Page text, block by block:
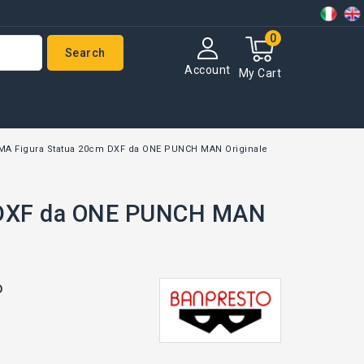
My Cart
0
Account
Search
Figura Statua 20cm DXF da ONE PUNCH MAN Originale
da ONE PUNCH MAN